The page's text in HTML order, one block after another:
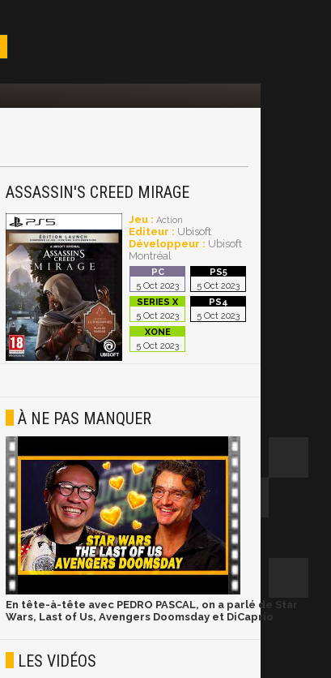
ASSASSIN'S CREED MIRAGE
Jeu : Action
Editeur : Ubisoft
Développeur : Ubisoft
Montréal
5 Oct 2023 5 Oct 2023
5 Oct 2023 5 Oct 2023
5 Oct 2023
À NE PAS MANQUER
En tête-à-tête avec PEDRO PASCAL, on a parlé de Star
Wars, Last of Us, Avengers Doomsday et DiCaprio
LES VIDÉOS